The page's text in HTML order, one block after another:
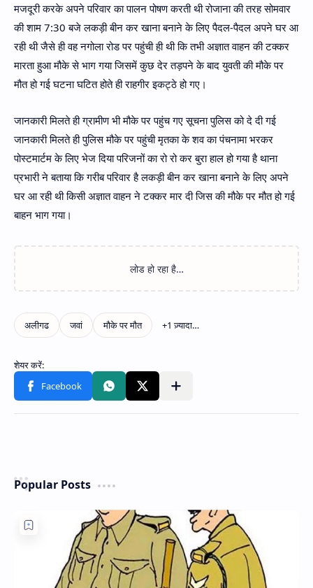
मजदूरी करके अपने परिवार का पालन पोषण करती थी रोजाना की तरह सोमवार
की शाम 7:30 बजे लकड़ी बीन कर खाना बनाने के लिए पैदल-पैदल अपने घर आ
रही थी जैसे ही वह नगोला रोड पर पहुंची ही थी कि तभी अज्ञात वाहन की टक्कर
मारता हुआ मौके से भाग गया जिसमें कुछ देर तड़पने के बाद युवती की मौके पर
मौत हो गई घटना घटित होते ही राहगीर इकट्ठे हो गए।
जानकारी मिलते ही ग्रामीण भी मौके पर पहुंच गए सूचना पुलिस को दे दी गई
जानकारी मिलते ही पुलिस मौके पर पहुंची मृतका के शव का पंचनामा भरकर
पोस्टमार्टम के लिए भेज दिया परिजनों का रो रो कर बुरा हाल हो गया है थाना
प्रभारी ने बताया कि गरीब परिवार है लकड़ी बीन कर खाना बनाने के लिए अपने
घर आ रही थी किसी अज्ञात वाहन ने टक्कर मार दी जिस की मौके पर मौत हो गई
बाहन भाग गया।
Popular Posts